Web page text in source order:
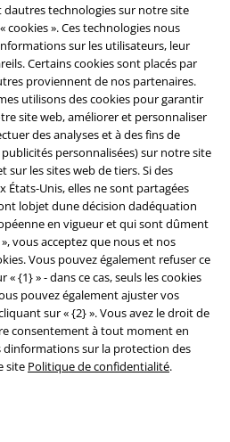
dautres technologies sur notre site
cookies ». Ces technologies nous
sur les utilisateurs, leur
Certains cookies sont placés par
proviennent de nos partenaires.
utilisons des cookies pour garantir
site web, améliorer et personnaliser
des analyses et à des fins de
personnalisées) sur notre site
sur les sites web de tiers. Si des
États-Unis, elles ne sont partagées
lobjet dune décision dadéquation
en vigueur et qui sont dûment
vous acceptez que nous et nos
Vous pouvez également refuser ce
{1} » - dans ce cas, seuls les cookies
pouvez également ajuster vos
sur « {2} ». Vous avez le droit de
consentement à tout moment en
dinformations sur la protection des
site Politique de confidentialité.
de l'environnement